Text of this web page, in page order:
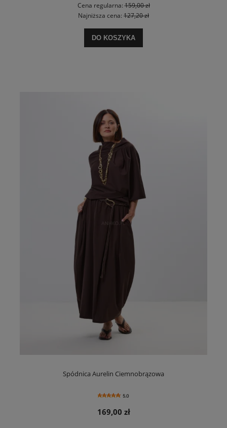
Cena regularna:159,00 zł
Najniższa cena: 127,20 zł
DO KOSZYKA
Spódnica Aurelin Ciemnobrązowa
5.0
169,00 zł